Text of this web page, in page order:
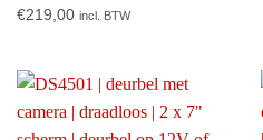
€219,00 incl. BTW